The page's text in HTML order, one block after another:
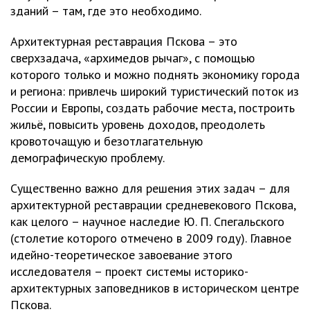
зданий – там, где это необходимо.
Архитектурная реставрация Пскова – это
сверхзадача, «архимедов рычаг», с помощью
которого только и можно поднять экономику города
и региона: привлечь широкий туристический поток из
России и Европы, создать рабочие места, построить
жильё, повысить уровень доходов, преодолеть
кровоточащую и безотлагательную
демографическую проблему.
Существенно важно для решения этих задач – для
архитектурной реставрации средневекового Пскова,
как целого – научное наследие Ю. П. Спегальского
(столетие которого отмечено в 2009 году). Главное
идейно-теоретическое завоевание этого
исследователя – проект системы историко-
архитектурных заповедников в историческом центре
Пскова.